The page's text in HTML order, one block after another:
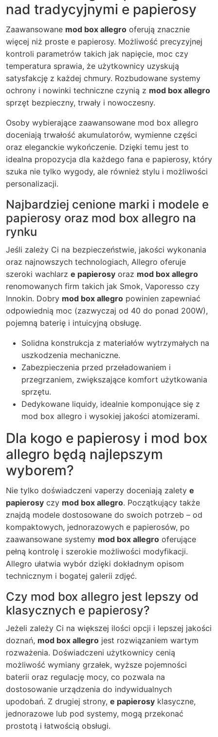
nad tradycyjnymi e papierosy
Zaawansowane mod box allegro oferują znacznie
więcej niż proste e papierosy. Możliwość precyzyjnej
kontroli parametrów takich jak napięcie, moc czy
temperatura sprawia, że użytkownicy uzyskują
satysfakcję z każdej chmury. Rozbudowane systemy
ochrony i nowinki techniczne czynią z mod box allegro
sprzęt bezpieczny, trwały i nowoczesny.
Osoby wybierające zaawansowane mod box allegro
doceniają trwałość akumulatorów, wymienne części
oraz eleganckie wykończenie. Dzięki temu jest to
idealna propozycja dla każdego fana e papierosy, który
szuka nie tylko wygody, ale również stylu i możliwości
personalizacji.
Najbardziej cenione marki i modele e
papierosy oraz mod box allegro na
rynku
Jeśli zależy Ci na bezpieczeństwie, jakości wykonania
oraz najnowszych technologiach, Allegro oferuje
szeroki wachlarz e papierosy oraz mod box allegro
renomowanych firm takich jak Smok, Vaporesso czy
Innokin. Dobry mod box allegro powinien zapewniać
odpowiednią moc (zazwyczaj od 40 do ponad 200W),
pojemną baterię i intuicyjną obsługę.
Solidna konstrukcja z materiałów wytrzymałych na
uszkodzenia mechaniczne.
Zabezpieczenia przed przeładowaniem i
przegrzaniem, zwiększające komfort użytkowania
sprzętu.
Dedykowane liquidy, idealnie komponujące się z
mod box allegro i wysokiej jakości atomizerami.
Dla kogo e papierosy i mod box
allegro będą najlepszym
wyborem?
Nie tylko doświadczeni vaperzy doceniają zalety e
papierosy czy mod box allegro. Początkujący także
znajdą modele dostosowane do swoich potrzeb – od
kompaktowych, jednorazowych e papierosów, po
zaawansowane systemy mod box allegro oferujące
pełną kontrolę i szerokie możliwości modyfikacji.
Allegro ułatwia wybór dzięki dokładnym opisom
technicznym i bogatej galerii zdjęć.
Czy mod box allegro jest lepszy od
klasycznych e papierosy?
Jeżeli zależy Ci na większej ilości opcji i lepszej jakości
doznań, mod box allegro jest rozwiązaniem wartym
rozważenia. Doświadczeni użytkownicy cenią
możliwość wymiany grzałek, wyższe pojemności
baterii oraz regulację mocy, co pozwala na
dostosowanie urządzenia do indywidualnych
upodobań. Z drugiej strony, e papierosy klasyczne,
jednorazowe lub pod systemy, mogą przekonać
prostotą i łatwością obsługi.